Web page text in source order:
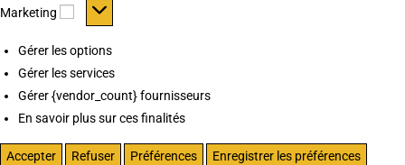
Marketing Marketing
Gérer les options
Gérer les services
Gérer {vendor_count} fournisseurs
En savoir plus sur ces finalités
Accepter Refuser Préférences
Enregistrer les préférences